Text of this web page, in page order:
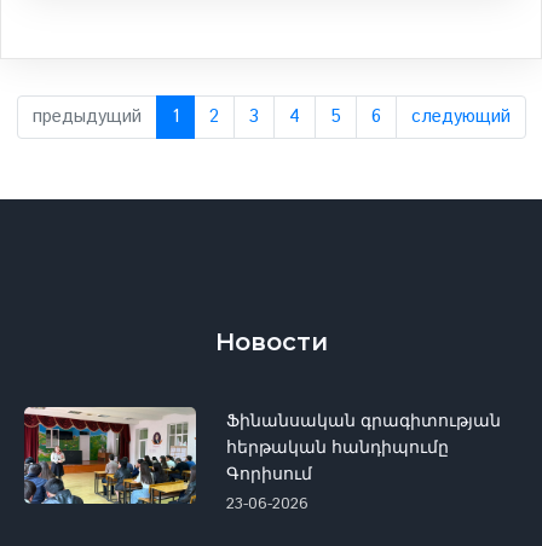
предыдущий 1 2 3 4 5 6 следующий
Новости
Ֆինանսական գրագիտության
հերթական հանդիպումը
Գորիսում
23-06-2026